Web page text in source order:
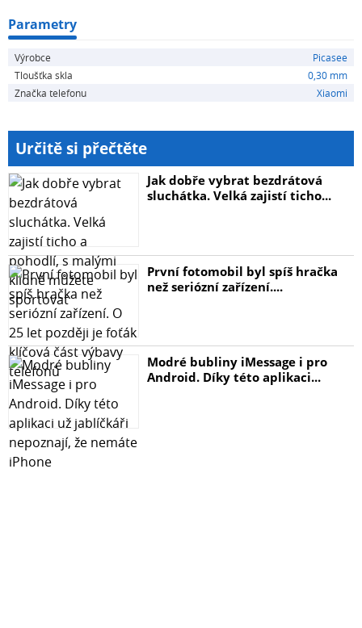
Parametry
Výrobce
Picasee
Tloušťka skla
0,30 mm
Značka telefonu
Xiaomi
Určitě si přečtěte
Jak dobře vybrat bezdrátová
sluchátka. Velká zajistí ticho...
První fotomobil byl spíš hračka
než seriózní zařízení....
Modré bubliny iMessage i pro
Android. Díky této aplikaci...